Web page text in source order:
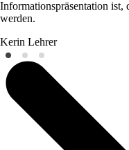
Informationspräsentation ist,
werden.
Kerin Lehrer